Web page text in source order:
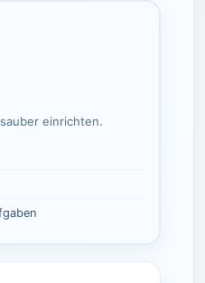
einrichten.